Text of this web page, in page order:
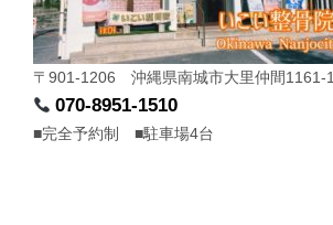
〒901-1206 沖縄県南城市大里仲間1161-1
070-8951-1510
■完全予約制 ■駐車場4台